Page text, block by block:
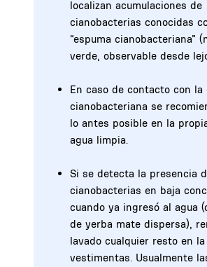
localizan acumulaciones de
cianobacterias conocidas
“espuma cianobacteriana”
verde, observable desde
En caso de contacto con la
cianobacteriana se
lo antes posible en la
agua limpia.
Si se detecta la presencia
cianobacterias en baja
cuando ya ingresó al agua
de yerba mate dispersa),
lavado cualquier resto en
vestimentas. Usualmente